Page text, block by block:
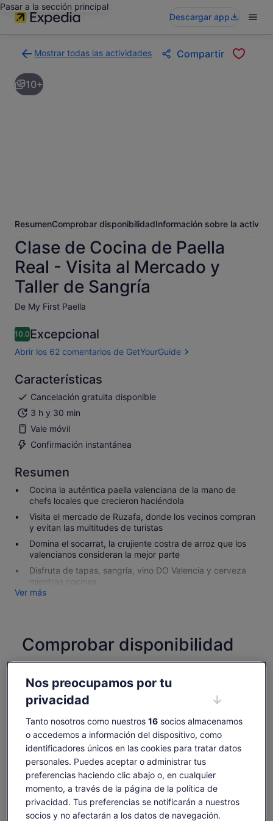
Pasar a la sección principal
Descargar app
Mostrar todas las actividades
a
la
página
Compartir
10+
ResumenComprobar disponibilidadInformación sobre la
Clase de Cocina de Paella
Real - Visita al Mercado y
Taller de Sangría
De My First Paella
10.010.0 sobre 10
Excepcional
Abrir los 62 comentarios de GetYourGuide
Características
Cancelación gratuita disponible
3 h y 30 min
Vale móvil
Confirmación instantánea
Resumen
Cocina la auténtica paella valenciana de la mano de
chefs locales que crecieron haciéndola
Visita el mercado de Ruzafa, donde los vecinos compran
y evitan las multitudes de turistas
Domina el socarrat, la crujiente costra de arroz que los
valencianos consideran la mejor parte
Disfruta de tapas, sangría, vino DO Valencia y cerveza
mientras cocinas
Ver más
Comprobar disponibilidad
vie, 7 ago - vie, 21 ago
Número de personas
1 adulto
sáb., 15 ago. dom., 16 ago.
-
lun., 17 ago.
65 €
mar., 18 ago.
-
mié., 19 ago.
El
precio
65 € Ver entradas
Es posible que el contenido de esta página se haya
traducido automáticamente.
Ver texto original (inglés)
Nos preocupamos por tu
privacidad
Tanto nosotros como nuestros 16socios almacenamos
o accedemos a información del dispositivo, como
identificadores únicos en las cookies para tratar datos
personales. Puedes aceptar o administrar tus
preferencias haciendo clic abajo o, en cualquier
momento, a través de la página de la política de
privacidad. Tus preferencias se notificarán a nuestros
socios y no afectarán a los datos de navegación.